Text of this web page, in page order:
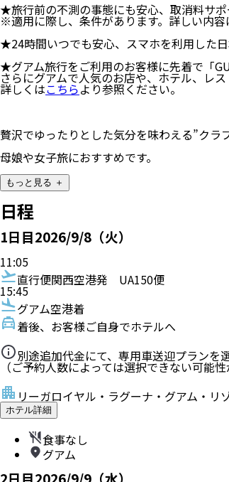
★旅行前の不測の事態にも安心、取消料サポ
※適用に際し、条件があります。詳しい内容
★24時間いつでも安心、スマホを利用した
★グアム旅行をご利用のお客様に先着で「
さらにグアムで⼈気のお店や、ホテル、レ
詳しくはこちらより参照ください。
贅沢でゆったりとした気分を味わえる”クラ
母娘や女子旅におすすめです。
もっと見る ＋
日程
1日目2026/9/8（火）
11:05
直行便関西空港発 UA150便
15:45
グアム空港着
着後、お客様ご自身でホテルへ
別途追加代金にて、専用車送迎プランを
（ご予約人数によっては選択できない可能
リーガロイヤル・ラグーナ・グアム・リ
ホテル詳細
食事なし
グアム